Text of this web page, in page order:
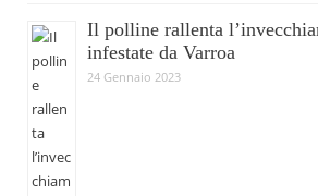
Il polline rallenta
infestate da Varroa
24 Gennaio 2023